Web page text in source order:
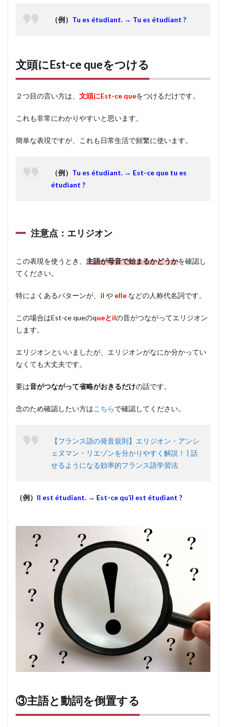
（例） Tu es étudiant. → Tu es étudiant ?
文頭にEst-ce queをつける
２つ目の言い方は、 文頭にEst-ce queをつけるだけです。
これも非常にわかりやすいと思います。
簡単な表現ですが、これも日常生活で頻繁に使います。
（例） Tu es étudiant. → Est-ce que tu es
étudiant ?
注意点：エリジオン
この表現を使うとき、 主語が母音で始まるかどうかを確認し
てください。
特によくあるパターンが、 il や elle などの人称代名詞です。
この場合はEst-ce queのqueとilの音がつながってエリジオン
します。
エリジオンといいましたが、エリジオンがなにか分かってい
なくても大丈夫です。
要は音がつながって省略がおきるだけの話です。
念のため確認したい方はこちらで確認してください。
【フランス語の発音規則】エリジオン・アンシ
ェヌマン・リエゾンを分かりやすく解説！ | 話
せるようになる効率的フランス語学習法
（例） Il est étudiant. → Est-ce qu’il est étudiant ?
③主語と動詞を倒置する